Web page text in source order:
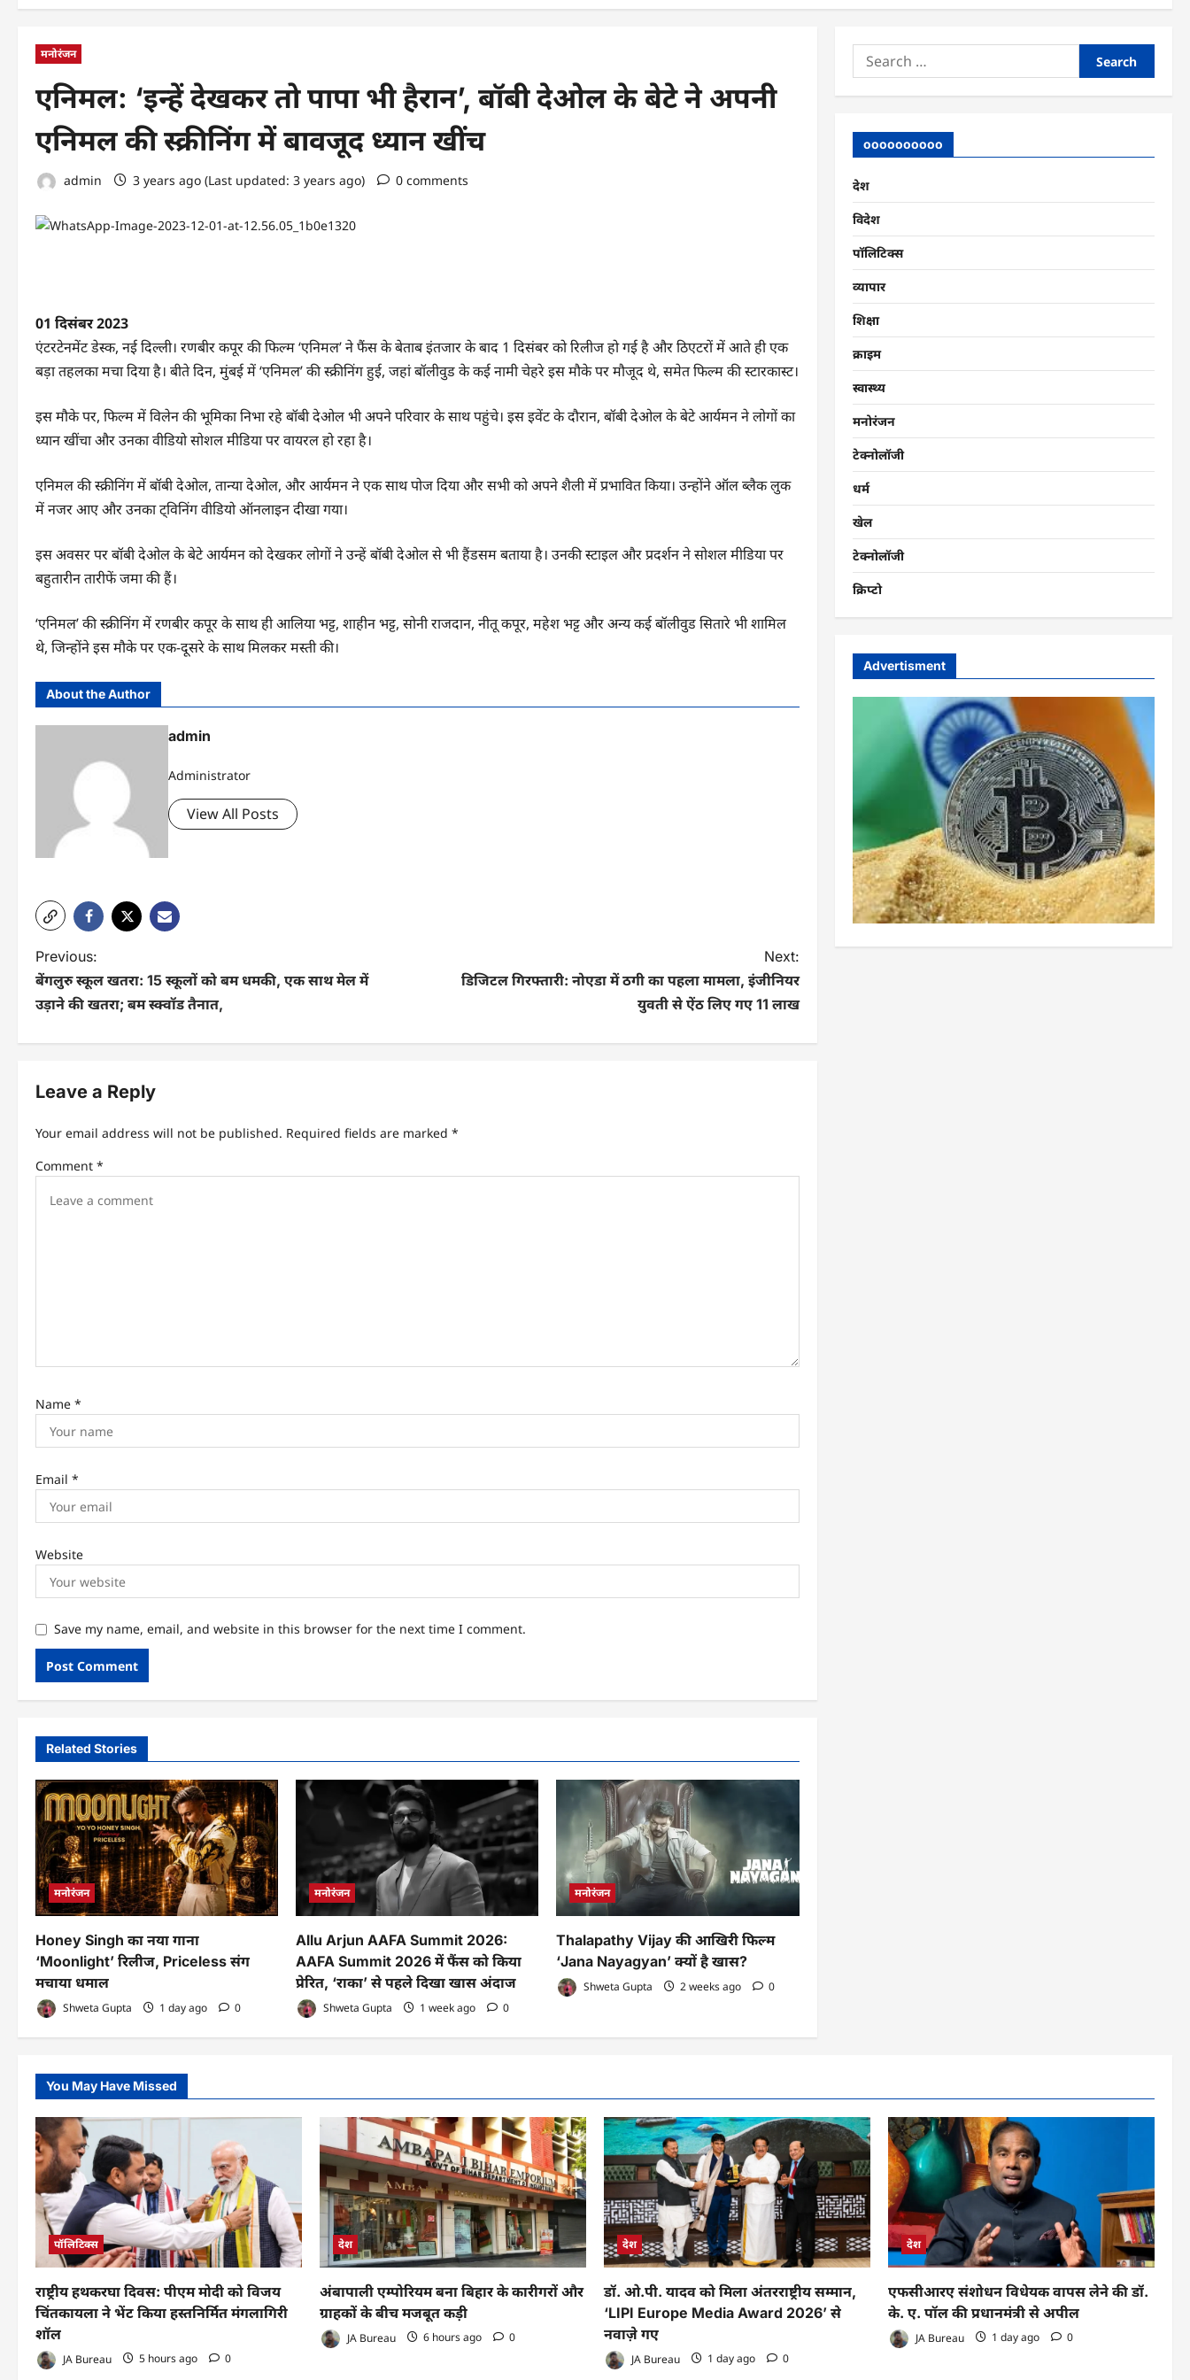
मनोरंजन
एनिमल: ‘इन्हें देखकर तो पापा भी हैरान’, बॉबी देओल के बेटे ने अपनी
एनिमल की स्क्रीनिंग में बावजूद ध्यान खींच
admin 3 years ago (Last updated: 3 years ago) 0 comments
01 दिसंबर 2023
एंटरटेनमेंट डेस्क, नई दिल्ली। रणबीर कपूर की फिल्म ‘एनिमल’ ने फैंस के बेताब इंतजार के बाद 1 दिसंबर को रिलीज हो गई है और ठिएटरों में आते ही एक
बड़ा तहलका मचा दिया है। बीते दिन, मुंबई में ‘एनिमल’ की स्क्रीनिंग हुई, जहां बॉलीवुड के कई नामी चेहरे इस मौके पर मौजूद थे, समेत फिल्म की स्टारकास्ट।
इस मौके पर, फिल्म में विलेन की भूमिका निभा रहे बॉबी देओल भी अपने परिवार के साथ पहुंचे। इस इवेंट के दौरान, बॉबी देओल के बेटे आर्यमन ने लोगों का
ध्यान खींचा और उनका वीडियो सोशल मीडिया पर वायरल हो रहा है।
एनिमल की स्क्रीनिंग में बॉबी देओल, तान्या देओल, और आर्यमन ने एक साथ पोज दिया और सभी को अपने शैली में प्रभावित किया। उन्होंने ऑल ब्लैक लुक
में नजर आए और उनका ट्विनिंग वीडियो ऑनलाइन दीखा गया।
इस अवसर पर बॉबी देओल के बेटे आर्यमन को देखकर लोगों ने उन्हें बॉबी देओल से भी हैंडसम बताया है। उनकी स्टाइल और प्रदर्शन ने सोशल मीडिया पर
बहुतारीन तारीफें जमा की हैं।
‘एनिमल’ की स्क्रीनिंग में रणबीर कपूर के साथ ही आलिया भट्ट, शाहीन भट्ट, सोनी राजदान, नीतू कपूर, महेश भट्ट और अन्य कई बॉलीवुड सितारे भी शामिल
थे, जिन्होंने इस मौके पर एक-दूसरे के साथ मिलकर मस्ती की।
About the Author
admin
Administrator
View All Posts
P
o
n
i
n
Previous:
बेंगलुरु स्कूल खतरा: 15 स्कूलों को बम धमकी, एक साथ मेल में
उड़ाने की खतरा; बम स्क्वॉड तैनात,
Next:
डिजिटल गिरफ्तारी: नोएडा में ठगी का पहला मामला, इंजीनियर
युवती से ऐंठ लिए गए 11 लाख
Leave a Reply
Your email address will not be published. Required fields are marked *
Comment *
Name *
Email *
Website
Save my name, email, and website in this browser for the next time I comment.
Related Stories
मनोरंजन
Honey Singh का नया गाना
‘Moonlight’ रिलीज, Priceless संग
मचाया धमाल
Shweta Gupta 1 day ago 0
मनोरंजन
Allu Arjun AAFA Summit 2026:
AAFA Summit 2026 में फैंस को किया
प्रेरित, ‘राका’ से पहले दिखा खास अंदाज
Shweta Gupta 1 week ago 0
मनोरंजन
Thalapathy Vijay की आखिरी फिल्म
‘Jana Nayagyan’ क्यों है खास?
Shweta Gupta 2 weeks ago 0
Search
for:
oooooooooo
देश
विदेश
पॉलिटिक्स
व्यापार
शिक्षा
क्राइम
स्वास्थ्य
मनोरंजन
टेक्नोलॉजी
धर्म
खेल
टेक्नोलॉजी
क्रिप्टो
Advertisment
You May Have Missed
पॉलिटिक्स
राष्ट्रीय हथकरघा दिवस: पीएम मोदी को विजय
चिंतकायला ने भेंट किया हस्तनिर्मित मंगलागिरी
शॉल
JA Bureau 5 hours ago 0
देश
अंबापाली एम्पोरियम बना बिहार के कारीगरों और
ग्राहकों के बीच मजबूत कड़ी
JA Bureau 6 hours ago 0
देश
डॉ. ओ.पी. यादव को मिला अंतरराष्ट्रीय सम्मान,
‘LIPI Europe Media Award 2026’ से
नवाज़े गए
JA Bureau 1 day ago 0
देश
एफसीआरए संशोधन विधेयक वापस लेने की डॉ.
के. ए. पॉल की प्रधानमंत्री से अपील
JA Bureau 1 day ago 0